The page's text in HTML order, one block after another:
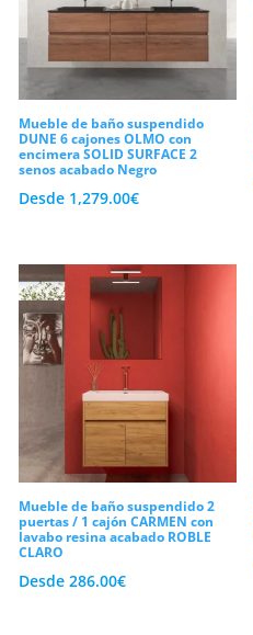
Mueble de baño suspendido
DUNE 6 cajones OLMO con
encimera SOLID SURFACE 2
senos acabado Negro
Desde 1,279.00€
Mueble de baño suspendido 2
puertas / 1 cajón CARMEN con
lavabo resina acabado ROBLE
CLARO
Desde 286.00€